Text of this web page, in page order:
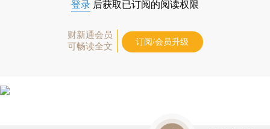
登录 后获取已订阅的阅读权限
财新通会员
可畅读全文
订阅/会员升级